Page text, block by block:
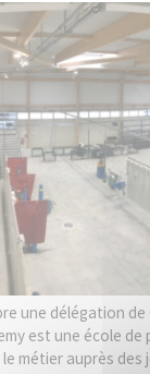
une délégation de
est une école
métier auprès